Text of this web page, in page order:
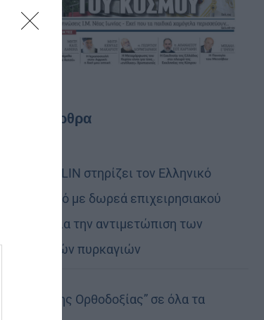
άρθρα
MERLIN στηρίζει τον Ελληνικό
Σταυρό με δωρεά επιχειρησιακού
για την αντιμετώπιση των
πυρκαγιών
της Ορθοδοξίας” σε όλα τα